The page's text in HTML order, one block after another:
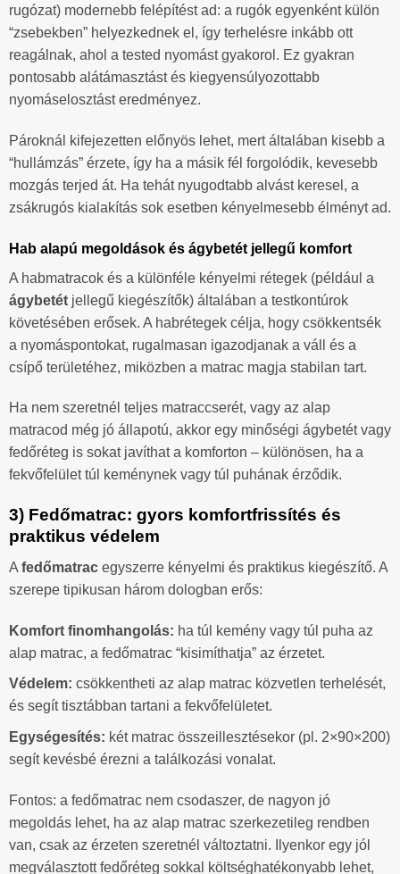
rugózat) modernebb felépítést ad: a rugók egyenként külön
“zsebekben” helyezkednek el, így terhelésre inkább ott
reagálnak, ahol a tested nyomást gyakorol. Ez gyakran
pontosabb alátámasztást és kiegyensúlyozottabb
nyomáselosztást eredményez.
Pároknál kifejezetten előnyös lehet, mert általában kisebb a
“hullámzás” érzete, így ha a másik fél forgolódik, kevesebb
mozgás terjed át. Ha tehát nyugodtabb alvást keresel, a
zsákrugós kialakítás sok esetben kényelmesebb élményt ad.
Hab alapú megoldások és ágybetét jellegű komfort
A habmatracok és a különféle kényelmi rétegek (például a
ágybetét jellegű kiegészítők) általában a testkontúrok
követésében erősek. A habrétegek célja, hogy csökkentsék
a nyomáspontokat, rugalmasan igazodjanak a váll és a
csípő területéhez, miközben a matrac magja stabilan tart.
Ha nem szeretnél teljes matraccserét, vagy az alap
matracod még jó állapotú, akkor egy minőségi ágybetét vagy
fedőréteg is sokat javíthat a komforton – különösen, ha a
fekvőfelület túl keménynek vagy túl puhának érződik.
3) Fedőmatrac: gyors komfortfrissítés és
praktikus védelem
A fedőmatrac egyszerre kényelmi és praktikus kiegészítő. A
szerepe tipikusan három dologban erős:
Komfort finomhangolás: ha túl kemény vagy túl puha az
alap matrac, a fedőmatrac “kisimíthatja” az érzetet.
Védelem: csökkentheti az alap matrac közvetlen terhelését,
és segít tisztábban tartani a fekvőfelületet.
Egységesítés: két matrac összeillesztésekor (pl. 2×90×200)
segít kevésbé érezni a találkozási vonalat.
Fontos: a fedőmatrac nem csodaszer, de nagyon jó
megoldás lehet, ha az alap matrac szerkezetileg rendben
van, csak az érzeten szeretnél változtatni. Ilyenkor egy jól
megválasztott fedőréteg sokkal költséghatékonyabb lehet,